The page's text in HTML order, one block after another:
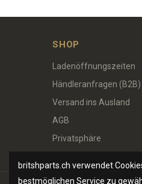
britshparts.ch verwendet
bestmöglichen Service zu
SHOP
Ladenöffnungszeiten
Händleranfragen (B2B)
Versand ins Ausland
AGB
Privatsphäre